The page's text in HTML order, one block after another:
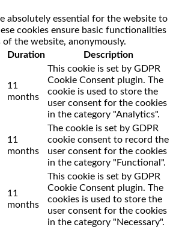
absolutely essential for the website to
cookies ensure basic functionalities
the website, anonymously.
Duration Description
11
months
This cookie is set by GDPR
Cookie Consent plugin. The
cookie is used to store the
user consent for the cookies
in the category "Analytics".
11
months
The cookie is set by GDPR
cookie consent to record the
user consent for the cookies
in the category "Functional".
11
months
This cookie is set by GDPR
Cookie Consent plugin. The
cookies is used to store the
user consent for the cookies
in the category "Necessary".